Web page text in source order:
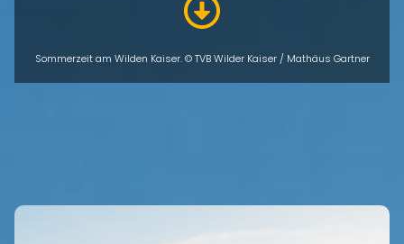
Sommerzeit am Wilden Kaiser. © TVB Wilder Kaiser / Mathäus Gartner